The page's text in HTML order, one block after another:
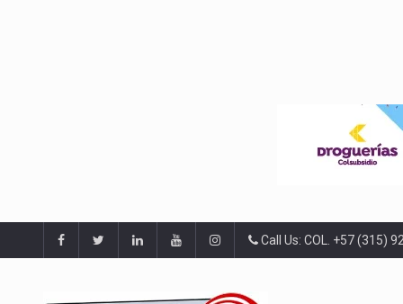
Call Us: COL. +57 (315)